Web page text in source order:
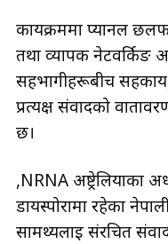
कार्यक्रममा प्यानल
तथा व्यापक
सहभागीहरूबीच
प्रत्यक्ष संवादको
छ।
,NRNA
डायस्पोरामा रहेका
सामर्थ्यलाई संरचित